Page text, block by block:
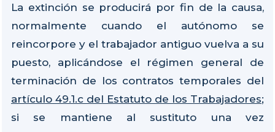
La extinción se producirá por fin de la causa,
normalmente cuando el autónomo se
reincorpore y el trabajador antiguo vuelva a su
puesto, aplicándose el régimen general de
terminación de los contratos temporales del
artículo 49.1.c del Estatuto de los Trabajadores;
si se mantiene al sustituto una vez